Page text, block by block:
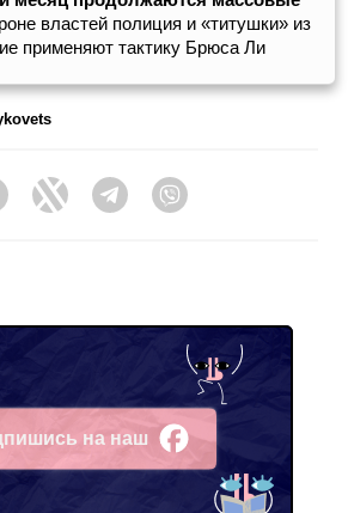
властей полиция и «титушки» из
применяют тактику Брюса Ли
FacebookTwitter Telegram
на наш